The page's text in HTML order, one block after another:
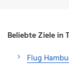
Beliebte Ziele in
Flug